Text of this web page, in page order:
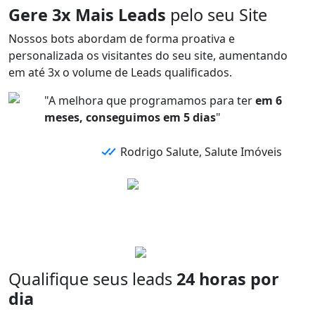
Gere 3x Mais Leads pelo seu Site
Nossos bots abordam de forma proativa e
personalizada os visitantes do seu site, aumentando
em até 3x o volume de Leads qualificados.
"A melhora que programamos para terem 6
meses, conseguimos em 5 dias"
Rodrigo Salute, Salute Imóveis
Qualifique seus leads 24 horas por
dia